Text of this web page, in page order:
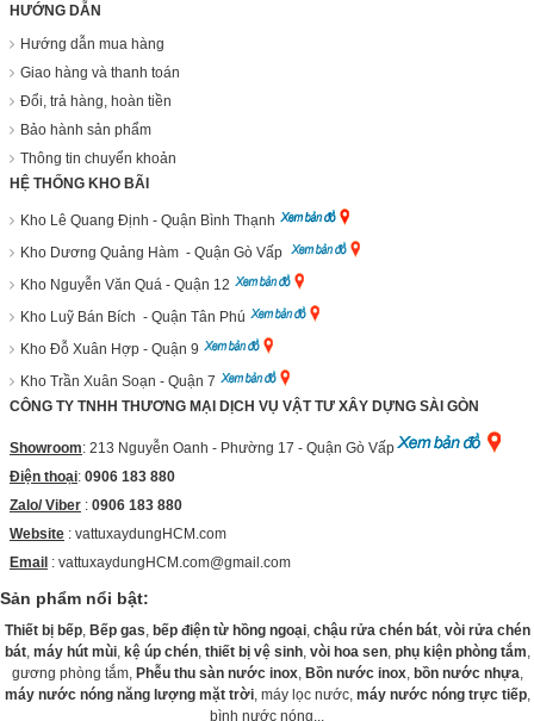
HƯỚNG DẪN
Hướng dẫn mua hàng
Giao hàng và thanh toán
Đổi, trả hàng, hoàn tiền
Bảo hành sản phẩm
Thông tin chuyển khoản
HỆ THỐNG KHO BÃI
Kho Lê Quang Định - Quận Bình Thạnh
Kho Dương Quảng Hàm - Quận Gò Vấp
Kho Nguyễn Văn Quá - Quận 12
Kho Luỹ Bán Bích - Quận Tân Phú
Kho Đỗ Xuân Hợp - Quận 9
Kho Trần Xuân Soạn - Quận 7
CÔNG TY TNHH THƯƠNG MẠI DỊCH VỤ VẬT TƯ XÂY DỰNG SÀI GÒN
Showroom: 213 Nguyễn Oanh - Phường 17 - Quận Gò Vấp
Điện thoại: 0906 183 880
Zalo/ Viber : 0906 183 880
Website : vattuxaydungHCM.com
Email : vattuxaydungHCM.com@gmail.com
Sản phẩm nổi bật:
Thiết bị bếp, Bếp gas, bếp điện từ hồng ngoại, chậu rửa chén bát, vòi rửa chén
bát, máy hút mùi, kệ úp chén, thiết bị vệ sinh, vòi hoa sen, phụ kiện phòng tắm,
gương phòng tắm, Phễu thu sàn nước inox, Bồn nước inox, bồn nước nhựa,
máy nước nóng năng lượng mặt trời, máy lọc nước, máy nước nóng trực tiếp,
bình nước nóng...